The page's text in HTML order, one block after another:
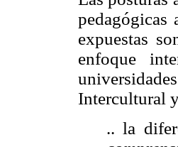
pedagógicas
expuestas
enfoque
Intercultural
.. la